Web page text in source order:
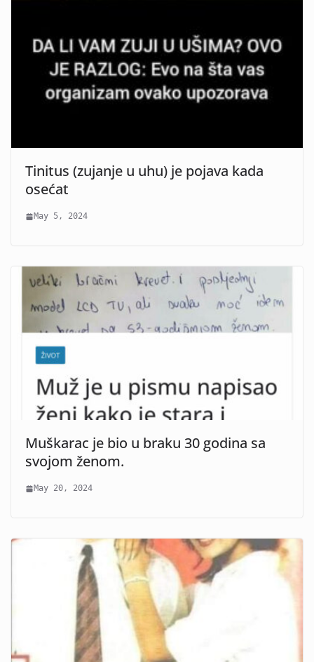
Tinitus (zujanje u uhu) je pojava kada
osećat
May 5, 2024
Muškarac je bio u braku 30 godina sa
svojom ženom.
May 20, 2024